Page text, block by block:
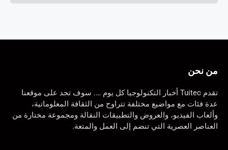
من نحن
تقدم Tuitec أخبار التكنولوجيا كل يوم …. سوف تجد على موقعنا
عدة فئات مع مواضيع مختلفة تتراوح من الثقافة المعلوماتية،
وألعاب الفيديو، والعروض والتطبيقات النقالة ومجموعة مختارة من
العناصر العصرية التي تنضم إلى العمل والمتعة.